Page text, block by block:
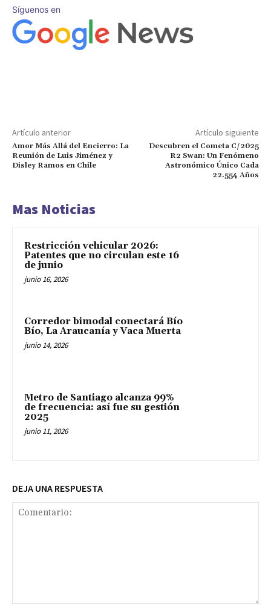
Síguenos en
Artículo anterior
Amor Más Allá del Encierro: La
Reunión de Luis Jiménez y
Disley Ramos en Chile
Artículo siguiente
Descubren el Cometa C/2025
R2 Swan: Un Fenómeno
Astronómico Único Cada
22.554 Años
Mas Noticias
Restricción vehicular 2026:
Patentes que no circulan este 16
de junio
junio 16, 2026
Corredor bimodal conectará Bío
Bío, La Araucanía y Vaca Muerta
junio 14, 2026
Metro de Santiago alcanza 99%
de frecuencia: así fue su gestión
2025
junio 11, 2026
DEJA UNA RESPUESTA